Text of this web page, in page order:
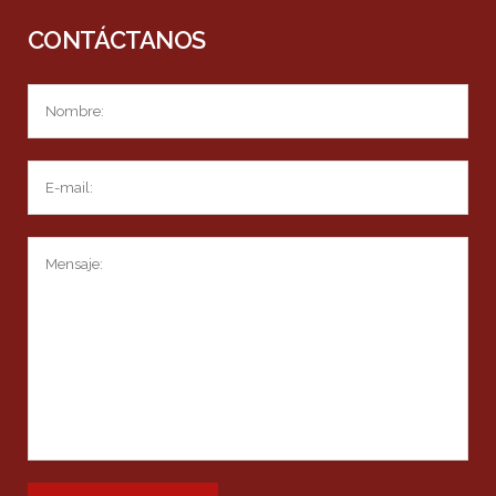
CONTÁCTANOS